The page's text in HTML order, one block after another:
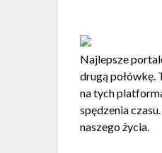
Najlepsze
drugą połówkę.
na tych
spędzenia
naszego życia.